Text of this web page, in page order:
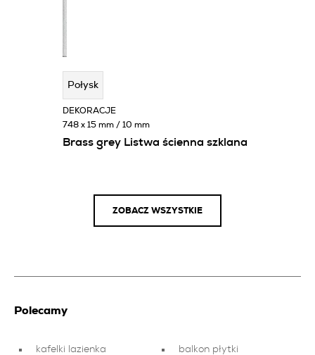
Połysk
Brass grey Listwa ścienna szklana
DEKORACJE
748 x 15 mm / 10 mm
ZOBACZ WSZYSTKIE
Polecamy
kafelki lazienka balkon płytki